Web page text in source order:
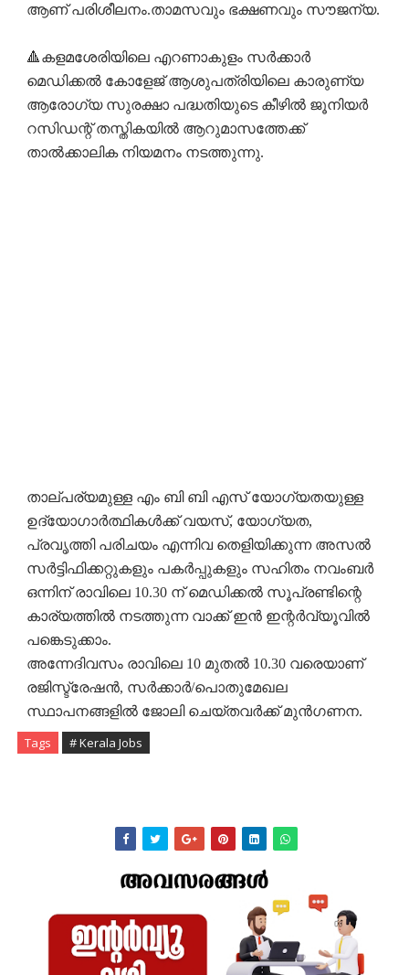
ആണ് പരിശീലനം.താമസവും ഭക്ഷണവും സൗജന്യ.
🔺കളമശേരിയിലെ എറണാകുളം സർക്കാർ
മെഡിക്കൽ കോളേജ് ആശുപത്രിയിലെ കാരുണ്യ
ആരോഗ്യ സുരക്ഷാ പദ്ധതിയുടെ കീഴിൽ ജൂനിയർ
റസിഡന്റ് തസ്തികയിൽ ആറുമാസത്തേക്ക്
താൽക്കാലിക നിയമനം നടത്തുന്നു.
താല്പര്യമുള്ള എം ബി ബി എസ് യോഗ്യതയുള്ള
ഉദ്യോഗാർത്ഥികൾക്ക് വയസ്, യോഗ്യത,
പ്രവൃത്തി പരിചയം എന്നിവ തെളിയിക്കുന്ന അസൽ
സർട്ടിഫിക്കറ്റുകളും പകർപ്പുകളും സഹിതം നവംബർ
ഒന്നിന് രാവിലെ 10.30 ന് മെഡിക്കൽ സൂപ്രണ്ടിന്റെ
കാര്യത്തിൽ നടത്തുന്ന വാക്ക് ഇൻ ഇന്റർവ്യൂവിൽ
പങ്കെടുക്കാം.
അന്നേദിവസം രാവിലെ 10 മുതൽ 10.30 വരെയാണ്
രജിസ്ട്രേഷൻ, സർക്കാർ/പൊതുമേഖല
സ്ഥാപനങ്ങളിൽ ജോലി ചെയ്തവർക്ക് മുൻഗണന.
Tags # Kerala Jobs